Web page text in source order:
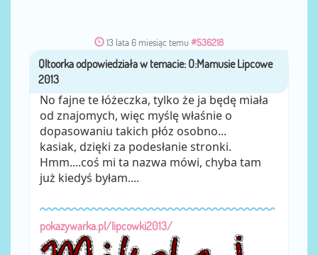
13 lata 6 miesiąc temu #536218
No fajne te łóżeczka, tylko że ja będę miała
od znajomych, więc myślę właśnie o
dopasowaniu takich płóz osobno...
kasiak, dzięki za podesłanie stronki.
Hmm....coś mi ta nazwa mówi, chyba tam
już kiedyś byłam....
pokazywarka.pl/lipcowki2013/